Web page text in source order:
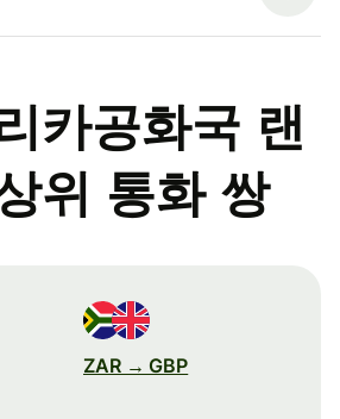
카공화국 랜
위 통화 쌍
ZAR → GBP